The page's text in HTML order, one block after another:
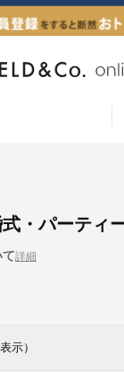
・パーティ
示）